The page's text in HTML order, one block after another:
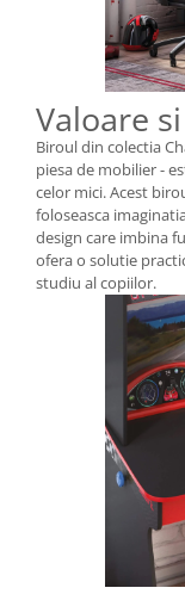
Valoare
Biroul din colectia
piesa de mobilier -
celor mici. Acest
foloseasca
design care imbina
ofera o solutie
studiu al copiilor.